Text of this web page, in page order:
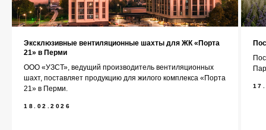
Эксклюзивные вентиляционные шахты для ЖК «Порта
21» в Перми
ООО «УЗСТ», ведущий производитель вентиляционных
шахт, поставляет продукцию для жилого комплекса «Порта
21» в Перми.
18.02.2026
Политика конфиденциальности
Екатеринбург, Гурзуфская 44
info@1uzst.ru